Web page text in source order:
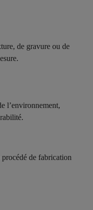
de gravure ou de
l’environnement,
de fabrication